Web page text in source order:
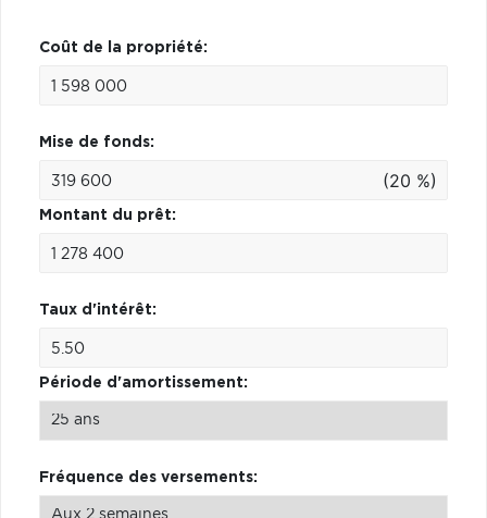
Coût de la propriété:
Mise de fonds:
(20 %)
Montant du prêt:
Taux d'intérêt:
Période d'amortissement:
Fréquence des versements: